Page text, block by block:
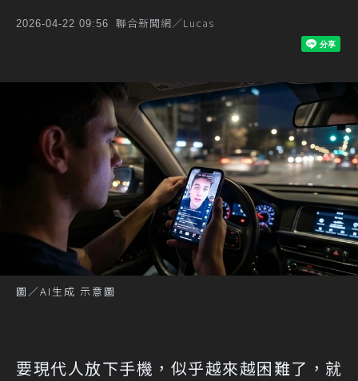
2026-04-22 09:56 聯合新聞網／Lucas
圖／AI生成 示意圖
要現代人放下手機，似乎越來越困難了，就